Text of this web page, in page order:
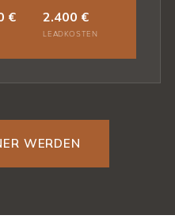
€ 2.400 €
LEADKOSTEN
WERDEN